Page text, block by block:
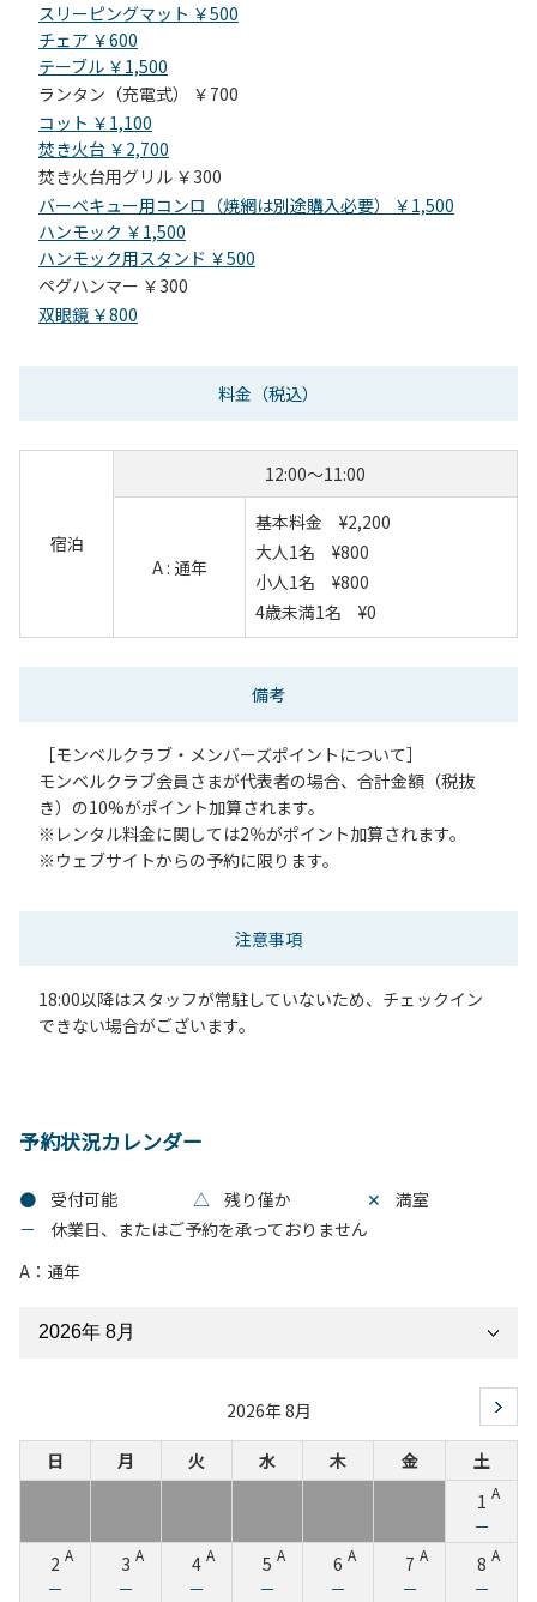
スリーピングマット ￥500
チェア ￥600
テーブル ￥1,500
ランタン（充電式） ￥700
コット ￥1,100
焚き火台 ￥2,700
焚き火台用グリル ￥300
バーベキュー用コンロ（焼網は別途購入必要） ￥1,500
ハンモック ￥1,500
ハンモック用スタンド ￥500
ペグハンマー ￥300
双眼鏡 ￥800
料金 （税込）
宿泊
12:00～11:00
A : 通年
基本料金 ¥2,200
大人1名 ¥800
小人1名 ¥800
4歳未満1名 ¥0
備考
［モンベルクラブ・メンバーズポイントについて］
モンベルクラブ会員さまが代表者の場合、合計金額（税抜
き）の10%がポイント加算されます。
※レンタル料金に関しては2％がポイント加算されます。
※ウェブサイトからの予約に限ります。
注意事項
18:00以降はスタッフが常駐していないため、チェックイン
できない場合がございます。
予約状況カレンダー
● 受付可能 △ 残り僅か ✕
満室
－
休業日、またはご予約を承っておりません
A：通年
2026年 8月
日 月 火 水 木 金
土
1 A
－
2 A
－
3 A
－
4 A
－
5 A
－
6 A
－
7 A
－
8 A
－